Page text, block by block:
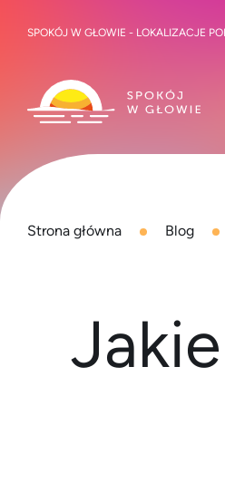
Strona główna Blog
SPOKÓJ W GŁOWIE - LOKALIZACJE